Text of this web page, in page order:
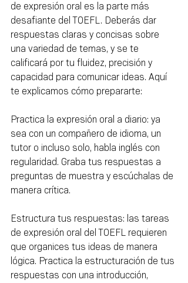
de expresión oral es la parte más
desafiante del TOEFL. Deberás dar
respuestas claras y concisas sobre
una variedad de temas, y se te
calificará por tu fluidez, precisión y
capacidad para comunicar ideas. Aquí
te explicamos cómo prepararte:
Practica la expresión oral a diario: ya
sea con un compañero de idioma, un
tutor o incluso solo, habla inglés con
regularidad. Graba tus respuestas a
preguntas de muestra y escúchalas de
manera crítica.
Estructura tus respuestas: las tareas
de expresión oral del TOEFL requieren
que organices tus ideas de manera
lógica. Practica la estructuración de tus
respuestas con una introducción,